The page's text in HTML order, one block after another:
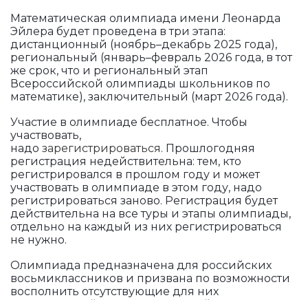
Математическая олимпиада имени Леонарда
Эйлера будет проведена в три этапа:
дистанционный (ноябрь–декабрь 2025 года),
региональный (январь–февраль 2026 года, в тот
же срок, что и региональный этап
Всероссийской олимпиады школьников по
математике), заключительный (март 2026 года).
Участие в олимпиаде бесплатное. Чтобы
участвовать,
надо зарегистрироваться. Прошлогодняя
регистрация недействительна: тем, кто
регистрировался в прошлом году и может
участвовать в олимпиаде в этом году, надо
регистрироваться заново. Регистрация будет
действительна на все туры и этапы олимпиады,
отдельно на каждый из них регистрироваться
не нужно.
Олимпиада предназначена для российских
восьмиклассников и призвана по возможности
восполнить отсутствующие для них